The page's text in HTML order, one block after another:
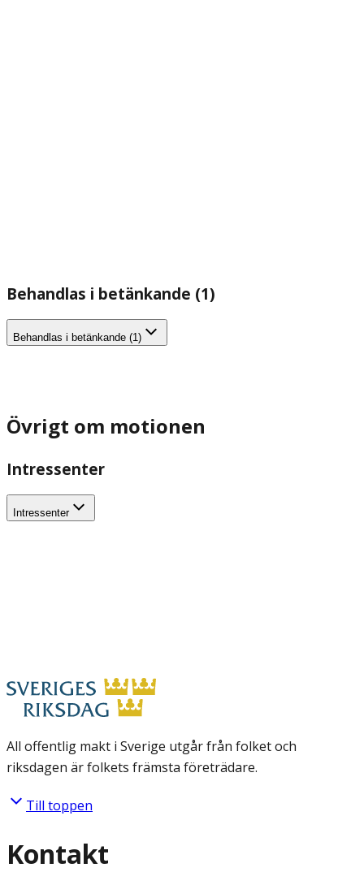
Behandlas i betänkande (1)
Behandlas i betänkande (1)
Övrigt om motionen
Intressenter
Intressenter
All offentlig makt i Sverige utgår från folket och
riksdagen är folkets främsta företrädare.
Till toppen
Kontakt